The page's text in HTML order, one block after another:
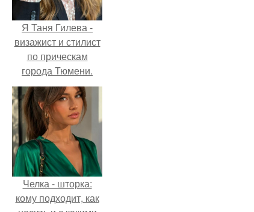
Я Таня Гилева -
визажист и стилист
по прическам
города Тюмени.
Челка - шторка:
кому подходит, как